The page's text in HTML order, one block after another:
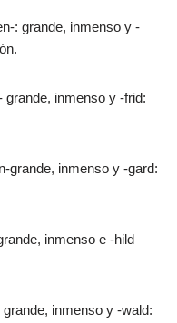
: grande, inmenso y -
inmenso y -frid:
grande, inmenso y -gard:
inmenso e -hild
inmenso y -wald: